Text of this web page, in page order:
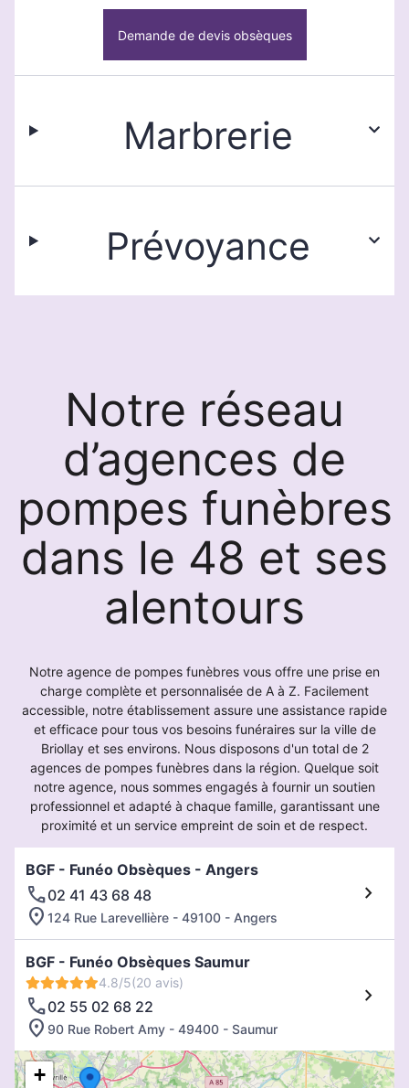
Demande de devis obsèques
Marbrerie
Prévoyance
Notre réseau
d’agences de
pompes funèbres
dans le 48 et ses
alentours
Notre agence de pompes funèbres vous offre une prise en
charge complète et personnalisée de A à Z. Facilement
accessible, notre établissement assure une assistance rapide
et efficace pour tous vos besoins funéraires sur la ville de
Briollay et ses environs. Nous disposons d'un total de 2
agences de pompes funèbres dans la région. Quelque soit
notre agence, nous sommes engagés à fournir un soutien
professionnel et adapté à chaque famille, garantissant une
proximité et un service empreint de soin et de respect.
BGF - Funéo Obsèques - Angers
02 41 43 68 48
124 Rue Larevellière - 49100 - Angers
BGF - Funéo Obsèques Saumur
4.8/5(20 avis)
02 55 02 68 22
90 Rue Robert Amy - 49400 - Saumur
+